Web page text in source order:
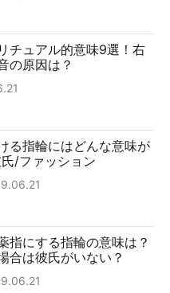
チュアル的意味9選！右
の原因は？
る指輪にはどんな意味が
/ファッション
指にする指輪の意味は？
合は彼氏がいない？